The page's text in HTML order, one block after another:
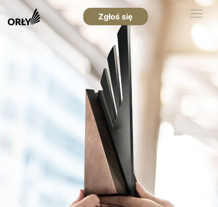
Zgłoś się